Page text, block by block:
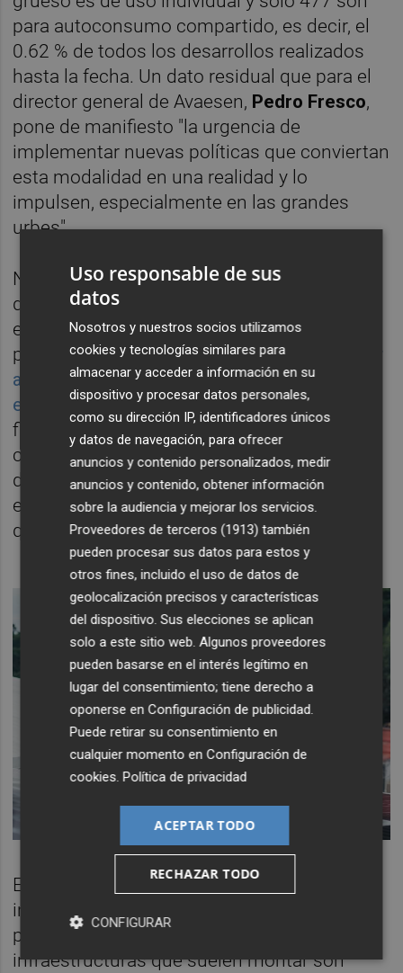
para autoconsumo compartido, es decir, el
0.62 % de todos los desarrollos realizados
hasta la fecha. Un dato residual que para el
director general de Avaesen, Pedro Fresco,
pone de manifiesto "la urgencia de
implementar nuevas políticas que conviertan
esta modalidad en una realidad y lo
impulsen, especialmente en las grandes
urbes".
No obstante, existen empresas valencianas
dedicadas a acelerar este modelo. Una de
ellas esAldea Energy , cuyo objetivo
para
este 2024 es triplicar el negocio y
al desarrollo de cerca de 200 comunidades
energéticas. Un modelo con el que que la
firma busca democratizar el autoconsumo
colectivo, es decir, aquel en el que un grupo
de consumidores se alimenta de energía
eléctrica que proviene de una única fuente
que abastece a varios suministros.
En cuanto al uso de los suministros, la
industria valenciana es la que tiene mayor
potencia instalada dado que las
infraestructuras que suelen montar son
Uso responsable de sus
datos
Nosotros y nuestros socios utilizamos
cookies y tecnologías similares para
almacenar y acceder a información en su
dispositivo y procesar datos personales,
como su dirección IP, identificadores únicos
y datos de navegación, para ofrecer
anuncios y contenido personalizados, medir
anuncios y contenido, obtener información
sobre la audiencia y mejorar los servicios.
Proveedores de terceros (1913) también
pueden procesar sus datos para estos y
otros fines, incluido el uso de datos de
geolocalización precisos y características
del dispositivo. Sus elecciones se aplican
solo a este sitio web. Algunos proveedores
pueden basarse en el interés legítimo en
lugar del consentimiento; tiene derecho a
oponerse enConfiguración de publicidad
Puede retirar su consentimiento en
cualquier momento enConfiguración de
cookies .Política de privacidad
ACEPTAR TODO
RECHAZAR TODO
CONFIGURAR